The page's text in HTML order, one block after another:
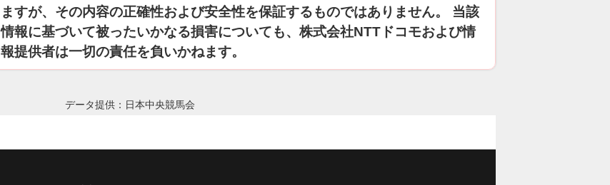
ますが、その内容の正確性および安全性を保証するものではありません。 当該
情報に基づいて被ったいかなる損害についても、株式会社NTTドコモおよび情
報提供者は一切の責任を負いかねます。
データ提供：日本中央競馬会